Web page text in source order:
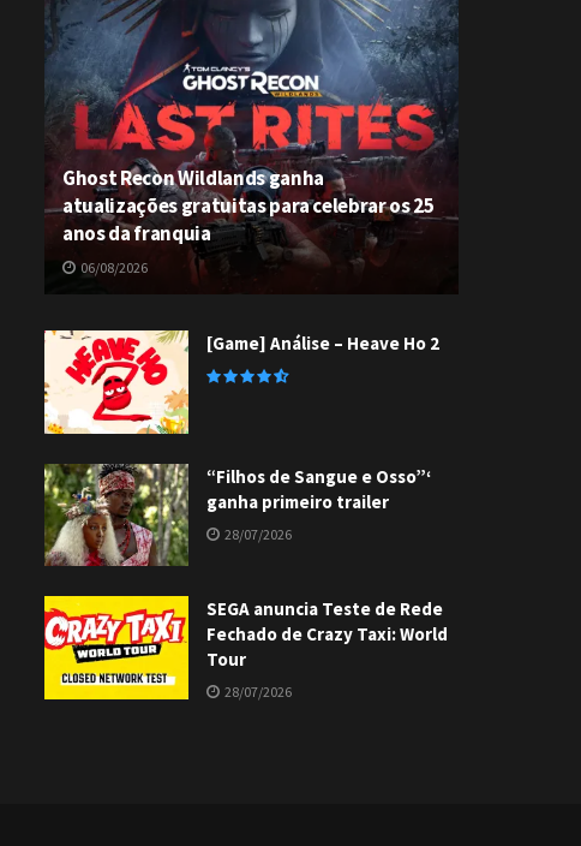
Ghost Recon Wildlands ganha
atualizações gratuitas para celebrar os 25
anos da franquia
06/08/2026
[Game] Análise – Heave Ho 2
“Filhos de Sangue e Osso”‘
ganha primeiro trailer
28/07/2026
SEGA anuncia Teste de Rede
Fechado de Crazy Taxi: World
Tour
28/07/2026